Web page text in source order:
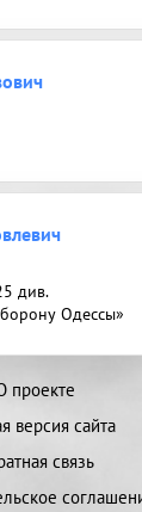
див.
Одессы»
проекте
версия сайта
связь